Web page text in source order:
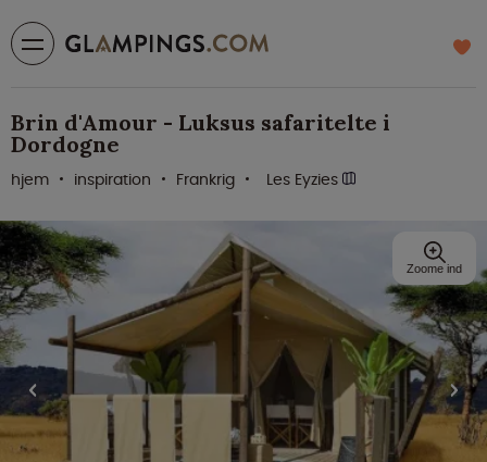
Brin d'Amour - Luksus safaritelte i
Dordogne
hjem inspiration Frankrig Les Eyzies
Zoome ind